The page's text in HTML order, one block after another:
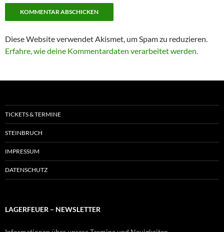
Diese Website verwendet Akismet, um Spam zu reduzieren.
Erfahre, wie deine Kommentardaten verarbeitet werden.
TICKETS & TERMINE
STEINBRUCH
IMPRESSUM
DATENSCHUTZ
LAGERFEUER – NEWSLETTER